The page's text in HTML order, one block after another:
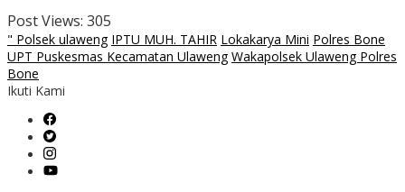
Post Views: 305
" Polsek ulaweng IPTU MUH. TAHIR Lokakarya Mini Polres Bone
UPT Puskesmas Kecamatan Ulaweng Wakapolsek Ulaweng Polres
Bone
Ikuti Kami